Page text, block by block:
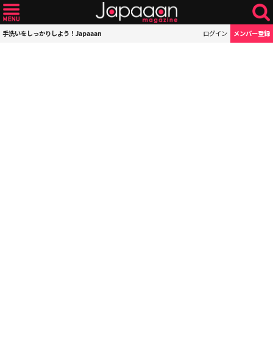
手洗いをしっかりしよう！Japaaan ログイン メンバー登録